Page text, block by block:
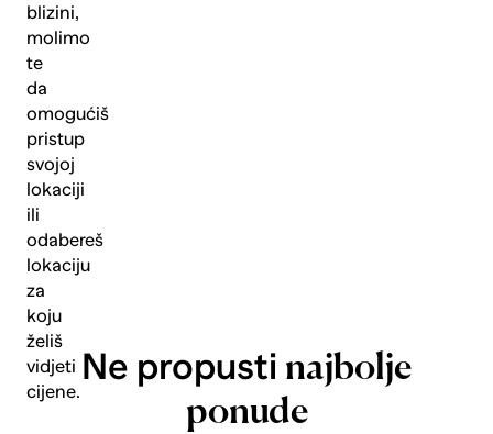
blizini,
molimo
te
da
omogućiš
pristup
svojoj
lokaciji
ili
odabereš
lokaciju
za
koju
želiš
vidjeti
cijene.
Ne propusti najbolje
ponude